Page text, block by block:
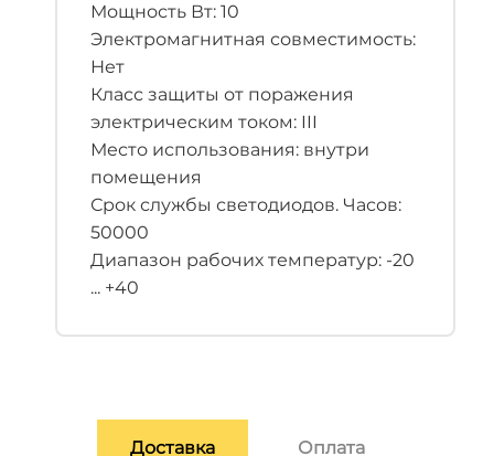
Мощность Вт: 10
Электромагнитная совместимость:
Нет
Класс защиты от поражения
электрическим током: III
Место использования: внутри
помещения
Срок службы светодиодов. Часов:
50000
Диапазон рабочих температур: -20
... +40
Доставка Оплата